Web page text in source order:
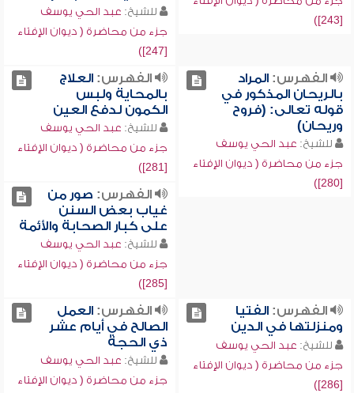
[243])
للشيخ: عبد الحي يوسف
جزء من محاضرة ( ديوان الإفتاء
[247])
الفهرس:المراد
بالريحان المذكور في
قوله تعالى: (فروح
وريحان)
للشيخ: عبد الحي يوسف
جزء من محاضرة ( ديوان الإفتاء
[280])
الفهرس:العلاج
بالمحاية ولبس
الكمون لدفع العين
للشيخ: عبد الحي يوسف
جزء من محاضرة ( ديوان الإفتاء
[281])
الفهرس: صور من
غياب بعض السنن
على كبار الصحابة والأئمة
للشيخ: عبد الحي يوسف
جزء من محاضرة ( ديوان الإفتاء
[285])
الفهرس:الفتيا
ومنزلتها في الدين
للشيخ: عبد الحي يوسف
جزء من محاضرة ( ديوان الإفتاء
[286])
الفهرس:العمل
الصالح في أيام عشر
ذي الحجة
للشيخ: عبد الحي يوسف
جزء من محاضرة ( ديوان الإفتاء